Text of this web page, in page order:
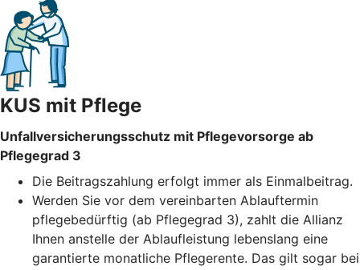
KUS mit Pflege
Unfallversicherungsschutz mit Pflegevorsorge ab
Pflegegrad 3
Die Beitragszahlung erfolgt immer als Einmalbeitrag.
Werden Sie vor dem vereinbarten Ablauftermin
pflegebedürftig (ab Pflegegrad 3), zahlt die Allianz
Ihnen anstelle der Ablaufleistung lebenslang eine
garantierte monatliche Pflegerente. Das gilt sogar bei